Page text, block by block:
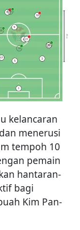
kelancaran
menerusi
tempoh 10
pemain
hantaran-
bagi
Kim Pan-